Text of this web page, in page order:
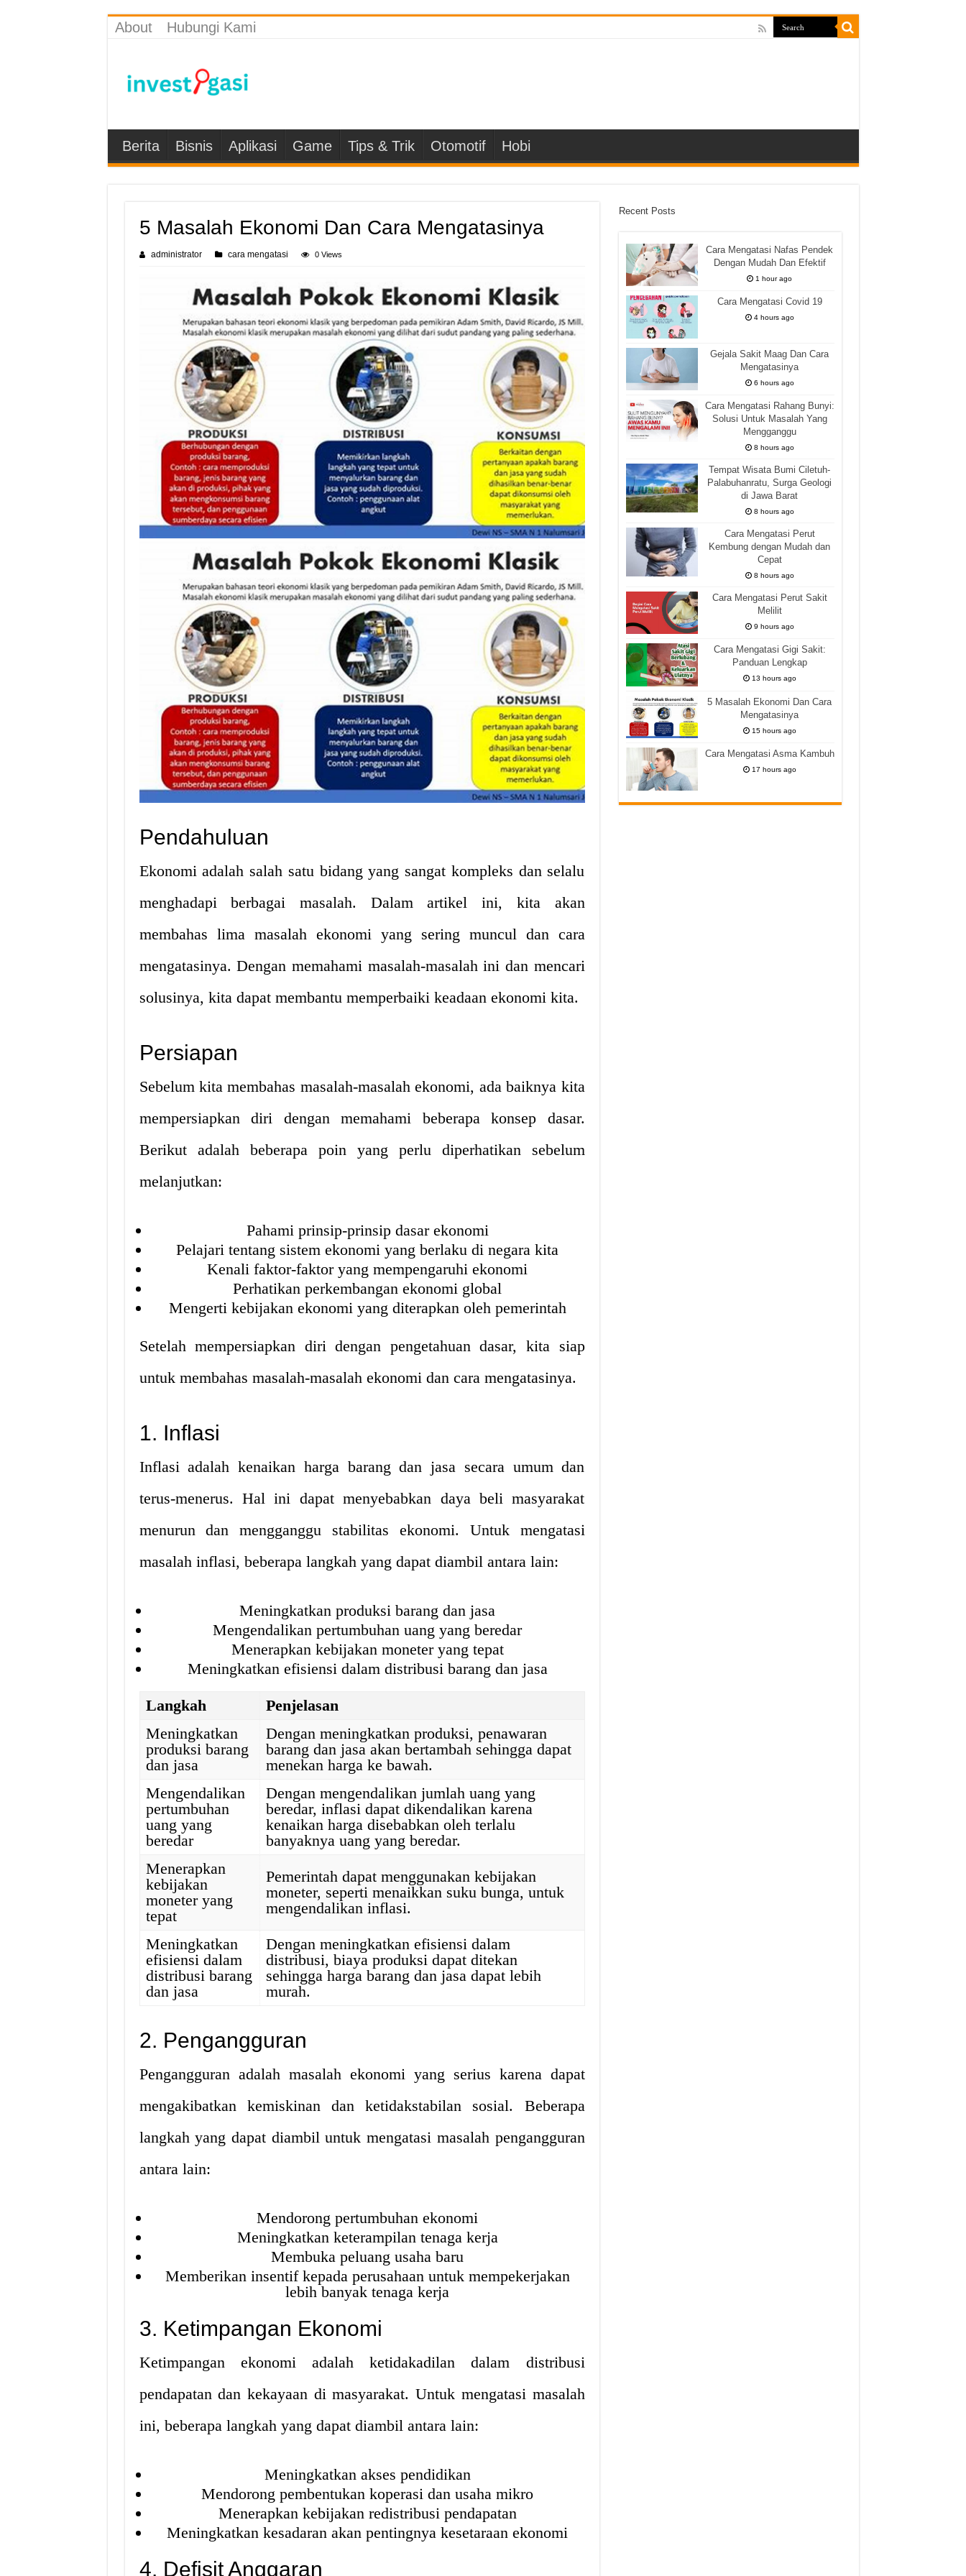
About Hubungi Kami
Berita Bisnis Aplikasi Game Tips & Trik Otomotif Hobi
5 Masalah Ekonomi Dan Cara Mengatasinya
administrator cara mengatasi 0 Views
Pendahuluan
Ekonomi adalah salah satu bidang yang sangat kompleks dan selalu
menghadapi berbagai masalah. Dalam artikel ini, kita akan
membahas lima masalah ekonomi yang sering muncul dan cara
mengatasinya. Dengan memahami masalah-masalah ini dan mencari
solusinya, kita dapat membantu memperbaiki keadaan ekonomi kita.
Persiapan
Sebelum kita membahas masalah-masalah ekonomi, ada baiknya kita
mempersiapkan diri dengan memahami beberapa konsep dasar.
Berikut adalah beberapa poin yang perlu diperhatikan sebelum
melanjutkan:
Pahami prinsip-prinsip dasar ekonomi
Pelajari tentang sistem ekonomi yang berlaku di negara kita
Kenali faktor-faktor yang mempengaruhi ekonomi
Perhatikan perkembangan ekonomi global
Mengerti kebijakan ekonomi yang diterapkan oleh pemerintah
Setelah mempersiapkan diri dengan pengetahuan dasar, kita siap
untuk membahas masalah-masalah ekonomi dan cara mengatasinya.
1. Inflasi
Inflasi adalah kenaikan harga barang dan jasa secara umum dan
terus-menerus. Hal ini dapat menyebabkan daya beli masyarakat
menurun dan mengganggu stabilitas ekonomi. Untuk mengatasi
masalah inflasi, beberapa langkah yang dapat diambil antara lain:
Meningkatkan produksi barang dan jasa
Mengendalikan pertumbuhan uang yang beredar
Menerapkan kebijakan moneter yang tepat
Meningkatkan efisiensi dalam distribusi barang dan jasa
Langkah
Penjelasan
Meningkatkan
produksi barang
dan jasa
Dengan meningkatkan produksi, penawaran
barang dan jasa akan bertambah sehingga dapat
menekan harga ke bawah.
Mengendalikan
pertumbuhan
uang yang
beredar
Dengan mengendalikan jumlah uang yang
beredar, inflasi dapat dikendalikan karena
kenaikan harga disebabkan oleh terlalu
banyaknya uang yang beredar.
Menerapkan
kebijakan
moneter yang
tepat
Pemerintah dapat menggunakan kebijakan
moneter, seperti menaikkan suku bunga, untuk
mengendalikan inflasi.
Meningkatkan
efisiensi dalam
distribusi barang
dan jasa
Dengan meningkatkan efisiensi dalam
distribusi, biaya produksi dapat ditekan
sehingga harga barang dan jasa dapat lebih
murah.
2. Pengangguran
Pengangguran adalah masalah ekonomi yang serius karena dapat
mengakibatkan kemiskinan dan ketidakstabilan sosial. Beberapa
langkah yang dapat diambil untuk mengatasi masalah pengangguran
antara lain:
Mendorong pertumbuhan ekonomi
Meningkatkan keterampilan tenaga kerja
Membuka peluang usaha baru
Memberikan insentif kepada perusahaan untuk mempekerjakan
lebih banyak tenaga kerja
3. Ketimpangan Ekonomi
Ketimpangan ekonomi adalah ketidakadilan dalam distribusi
pendapatan dan kekayaan di masyarakat. Untuk mengatasi masalah
ini, beberapa langkah yang dapat diambil antara lain:
Meningkatkan akses pendidikan
Mendorong pembentukan koperasi dan usaha mikro
Menerapkan kebijakan redistribusi pendapatan
Meningkatkan kesadaran akan pentingnya kesetaraan ekonomi
4. Defisit Anggaran
Recent Posts
Cara Mengatasi Nafas Pendek
Dengan Mudah Dan Efektif
1 hour ago
Cara Mengatasi Covid 19
4 hours ago
Gejala Sakit Maag Dan Cara
Mengatasinya
6 hours ago
Cara Mengatasi Rahang Bunyi:
Solusi Untuk Masalah Yang
Mengganggu
8 hours ago
Tempat Wisata Bumi Ciletuh-
Palabuhanratu, Surga Geologi
di Jawa Barat
8 hours ago
Cara Mengatasi Perut
Kembung dengan Mudah dan
Cepat
8 hours ago
Cara Mengatasi Perut Sakit
Melilit
9 hours ago
Cara Mengatasi Gigi Sakit:
Panduan Lengkap
13 hours ago
5 Masalah Ekonomi Dan Cara
Mengatasinya
15 hours ago
Cara Mengatasi Asma Kambuh
17 hours ago